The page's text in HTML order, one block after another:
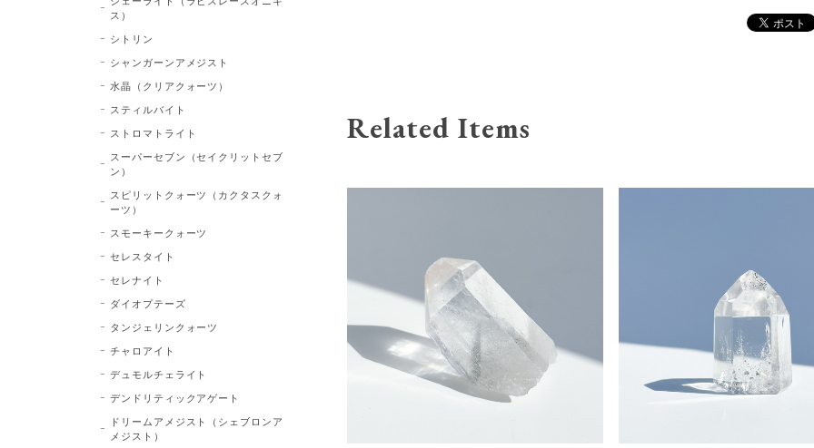
Related Items
ス）
シトリン
シャンガーンアメジスト
水晶（クリアクォーツ）
スティルバイト
ストロマトライト
スーパーセブン（セイクリットセブ
ン）
スピリットクォーツ（カクタスクォ
ーツ）
スモーキークォーツ
セレスタイト
セレナイト
ダイオプテーズ
タンジェリンクォーツ
チャロアイト
デュモルチェライト
デンドリティックアゲート
ドリームアメジスト（シェブロンア
メジスト）